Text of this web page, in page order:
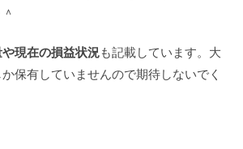
現在の損益状況も記載しています。大
保有していませんので期待しないでく